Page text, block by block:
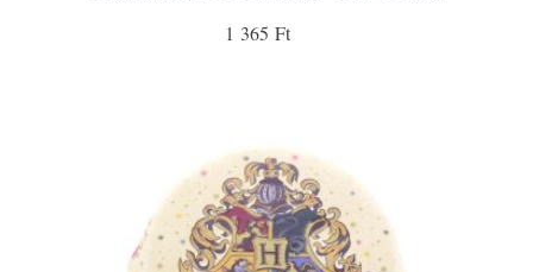
1 365 Ft